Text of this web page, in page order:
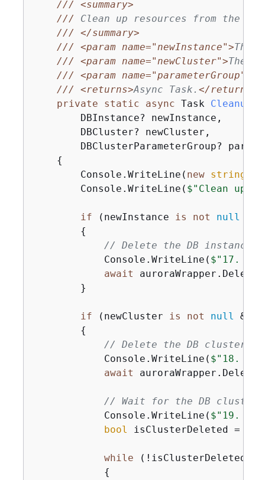
///
<summary>
/// Clean up resources from the
///
</summary>
///
<param name="newInstance">The
///
<param name="newCluster">The
///
<param name="parameterGroup">
///
<returns>Async Task. </returns>
private
static async Task
        DBInstance? newInstance,
        DBCluster? newCluster,
DBClusterParameterGroup?
{
        Console.WriteLine(
new string
        Console.WriteLine(
$"Clean up
if (newInstance is not null
{
// Delete the DB instance.
            Console.WriteLine(
$"17.
await
        }
if (newCluster is not null &&
{
// Delete the DB cluster.
            Console.WriteLine(
$"18.
await
// Wait for the DB cluster
            Console.WriteLine(
$"19.
bool isClusterDeleted =
while (!isClusterDeleted)
{